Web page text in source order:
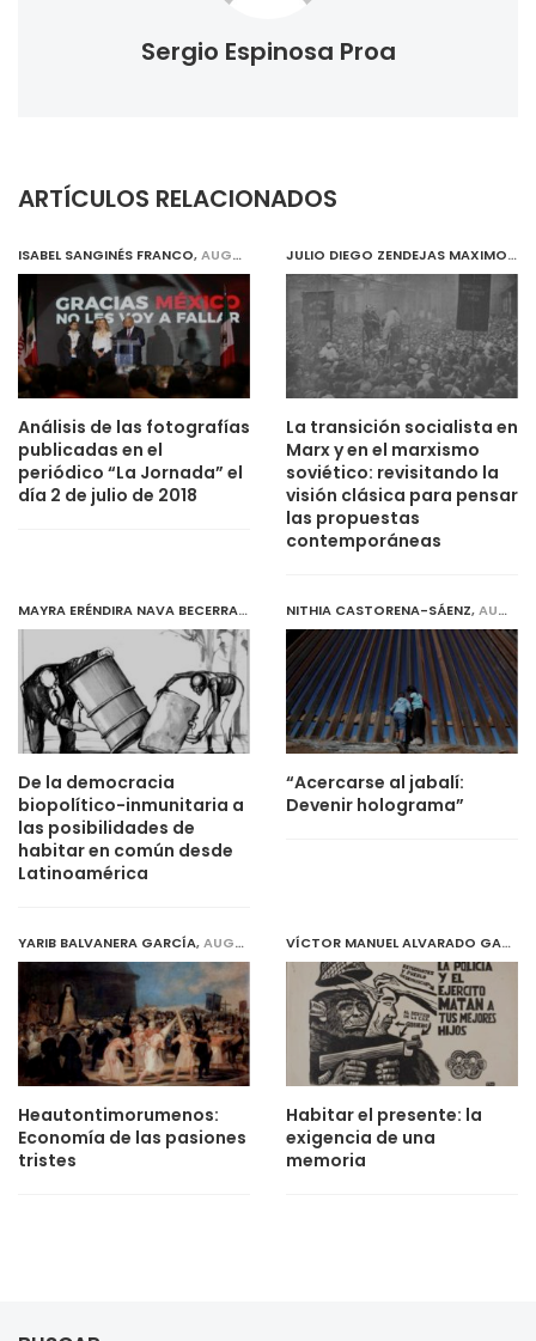
Sergio Espinosa Proa
ARTÍCULOS RELACIONADOS
ISABEL SANGINÉS FRANCO,AUGUST 1, 2019
Análisis de las fotografías
publicadas en el
periódico “La Jornada” el
día 2 de julio de 2018
JULIO DIEGO ZENDEJAS MAXIMO
,
La transición socialista en
Marx y en el marxismo
soviético: revisitando la
visión clásica para pensar
las propuestas
contemporáneas
MAYRA ERÉNDIRA NAVA BECERRA
,JULY 31, 2019
De la democracia
biopolítico-inmunitaria a
las posibilidades de
habitar en común desde
Latinoamérica
NITHIA CASTORENA-SÁENZ,AUGUST 1, 2019
“Acercarse al jabalí:
Devenir holograma”
YARIB BALVANERA GARCÍA,AUGUST 1, 2019
Heautontimorumenos:
Economía de las pasiones
tristes
VÍCTOR MANUEL ALVARADO GARCÍA
Habitar el presente: la
exigencia de una
memoria